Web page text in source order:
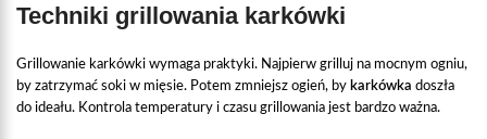
Techniki grillowania karkówki
Grillowanie karkówki wymaga praktyki. Najpierw grilluj na mocnym ogniu,
by zatrzymać soki w mięsie. Potem zmniejsz ogień, by karkówka doszła
do ideału. Kontrola temperatury i czasu grillowania jest bardzo ważna.